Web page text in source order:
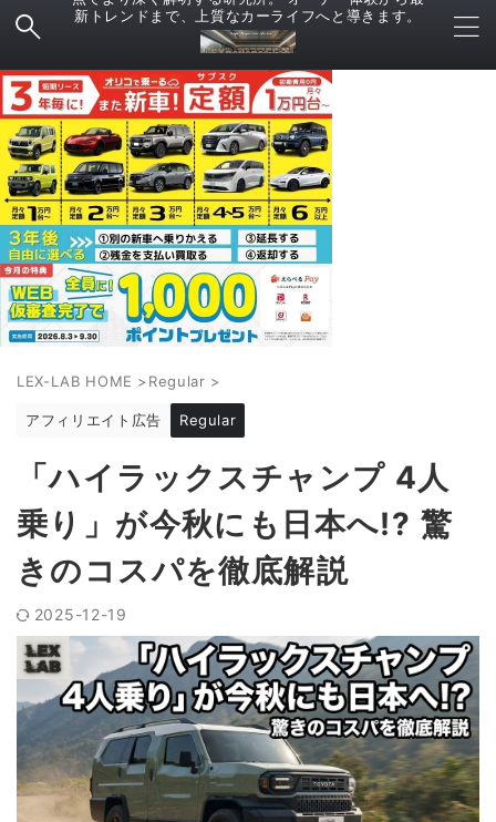
新トレンドまで、上質なカーライフへと導きます。
LEX-LAB HOME >Regular >
アフィリエイト広告 Regular
「ハイラックスチャンプ 4人
乗り」が今秋にも日本へ!? 驚
きのコスパを徹底解説
2025-12-19